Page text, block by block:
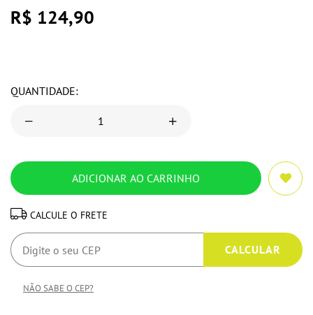
R$ 124,90
QUANTIDADE:
CALCULE O FRETE
NÃO SABE O CEP?